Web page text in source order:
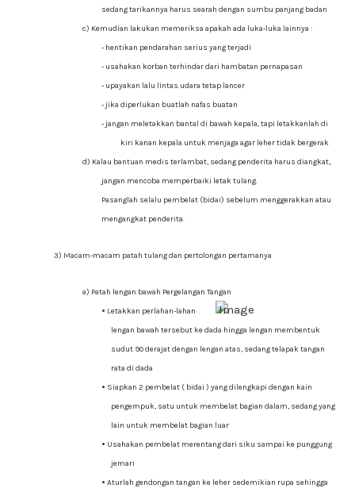
sedang tarikannya harus searah dengan sumbu panjang badan
c) Kemudian lakukan memeriksa apakah ada luka-luka lainnya :
- hentikan pendarahan serius yang terjadi
- usahakan korban terhindar dari hambatan pernapasan
- upayakan lalu lintas udara tetap lancer
- jika diperlukan buatlah nafas buatan
- jangan meletakkan bantal di bawah kepala, tapi letakkanlah di
kiri kanan kepala untuk menjaga agar leher tidak bergerak
d) Kalau bantuan medis terlambat, sedang penderita harus diangkat,
jangan mencoba memperbaiki letak tulang.
Pasanglah selalu pembelat (bidai) sebelum menggerakkan atau
mengangkat penderita.
3) Macam-macam patah tulang dan pertolongan pertamanya
a) Patah lengan bawah Pergelangan Tangan
• Letakkan perlahan-lahan
lengan bawah tersebut ke dada hingga lengan membentuk
sudut 90 derajat dengan lengan atas, sedang telapak tangan
rata di dada
• Siapkan 2 pembelat ( bidai ) yang dilengkapi dengan kain
pengempuk, satu untuk membelat bagian dalam, sedang yang
lain untuk membelat bagian luar
• Usahakan pembelat merentang dari siku sampai ke punggung
jemari
• Aturlah gendongan tangan ke leher sedemikian rupa sehingga